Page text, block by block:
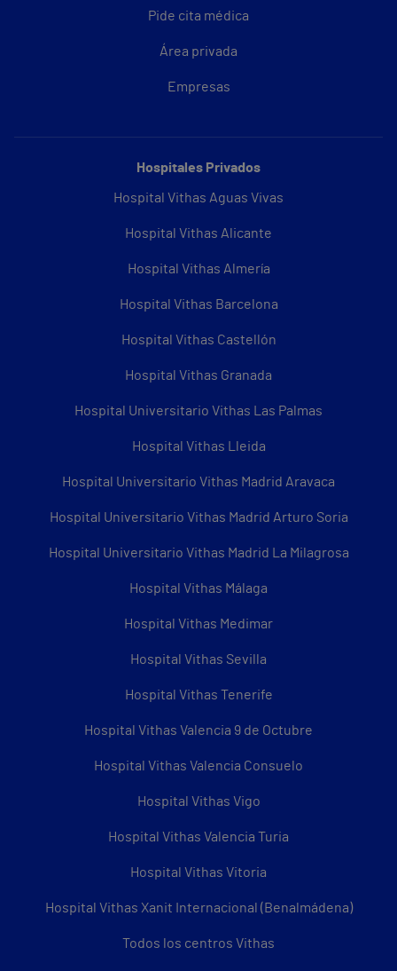
Pide cita médica
Área privada
Empresas
Hospitales Privados
Hospital Vithas Aguas Vivas
Hospital Vithas Alicante
Hospital Vithas Almería
Hospital Vithas Barcelona
Hospital Vithas Castellón
Hospital Vithas Granada
Hospital Universitario Vithas Las Palmas
Hospital Vithas Lleida
Hospital Universitario Vithas Madrid Aravaca
Hospital Universitario Vithas Madrid Arturo Soria
Hospital Universitario Vithas Madrid La Milagrosa
Hospital Vithas Málaga
Hospital Vithas Medimar
Hospital Vithas Sevilla
Hospital Vithas Tenerife
Hospital Vithas Valencia 9 de Octubre
Hospital Vithas Valencia Consuelo
Hospital Vithas Vigo
Hospital Vithas Valencia Turia
Hospital Vithas Vitoria
Hospital Vithas Xanit Internacional (Benalmádena)
Todos los centros Vithas